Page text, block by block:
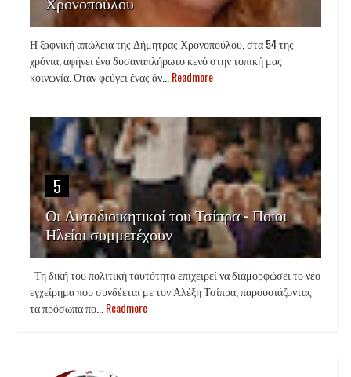
Η ξαφνική απώλεια της Δήμητρας Χρονοπούλου, στα 54 της
χρόνια, αφήνει ένα δυσαναπλήρωτο κενό στην τοπική μας
κοινωνία. Όταν φεύγει ένας άν...Readmore
5
Οι Αυτοδιοικητικοί του Τσίπρα - Ποιοι
Ηλείοι συμμετέχουν
Τη δική του πολιτική ταυτότητα επιχειρεί να διαμορφώσει το νέο
εγχείρημα που συνδέεται με τον Αλέξη Τσίπρα, παρουσιάζοντας
τα πρόσωπα πο...Readmore